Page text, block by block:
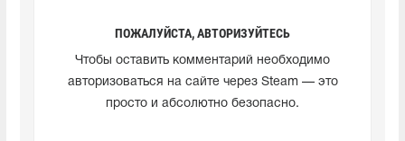
ПОЖАЛУЙСТА, АВТОРИЗУЙТЕСЬ
Чтобы оставить комментарий необходимо
авторизоваться на сайте через Steam — это
просто и абсолютно безопасно.